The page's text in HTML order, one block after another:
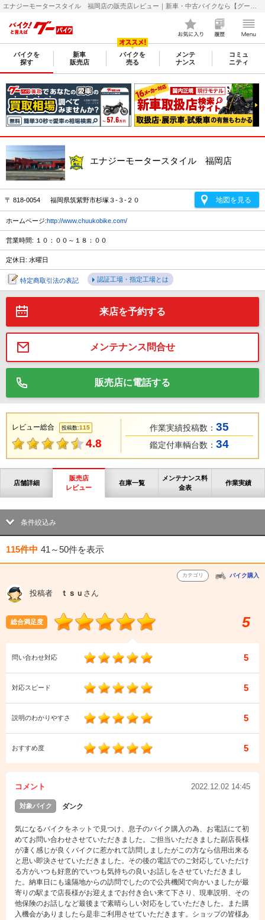
バイクを
探す
新車
販売店
バイクを
売る
メンテ
ナンス
コミュ
ニティ
エナジーモータースタイル 福岡店
〒 818-0054 福岡県筑紫野市杉塚３-３-２０ 地図を見る
ホームページ:http://www.chuukobike.com/
営業時間: １０：００～１８：００
定休日: 水曜日
特定商取引法の表記 認証工場・指定工場とは
来店を予約する
メンテナンス問合せ
販売店に電話する
レビュー総合 投稿数:115
4.8
作業実績投稿数： 35
鑑定付車輌台数： 34
店舗詳細
販売店
レビュー
在庫一覧
メンテナンス料
金表
作業実績
条件絞込み
115件中 41～50件を表示
カテゴリ バイク購入
投稿者 ｔｓｕ さん
総合満足度 5
問い合わせ対応 5
対応スピード 5
説明のわかりやすさ 5
おすすめ度 5
コメント 2022.12.02 14:45
対象バイク ダンク
気になるバイクをネットで見つけ、息子のバイク購入の為、お電話にて初
めてお問い合わせさせていただきました。ご担当いただきました副店長様
が凄く感じが良くバイクに惹かれて訪問しましたがこの方なら信用出来る
と思い即決させていただきました。その後の電話でのご対応していただけ
る方がいつも好意的でいつも気持ちの良いお話しをさせていただきまし
た。納車日にも遠隔地からの訪問でしたので公共機関で向かいましたが最
寄りの駅まで店長様がお迎えまでお付き合い来て下さり、現車説明、その
他保険のお話しなど最後まで素晴らしい対応をしていただきした。また購
入機会がありましたら是非ご利用させていただきます。ショップの皆様あ